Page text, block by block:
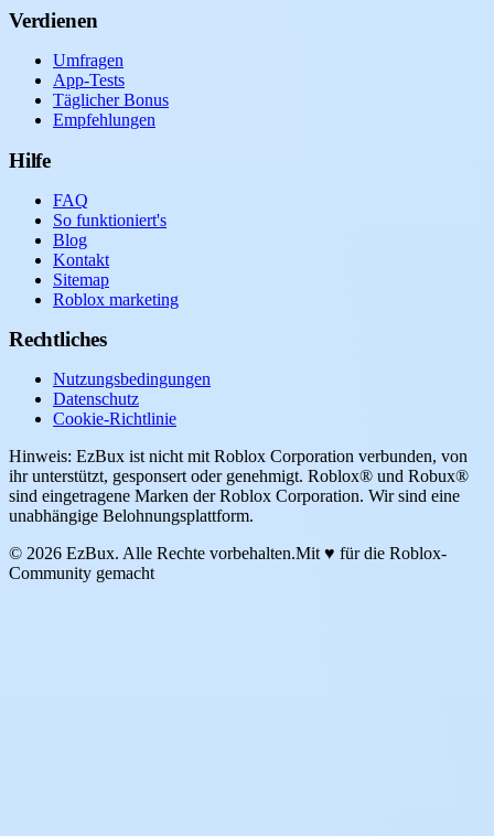
Verdienen
Umfragen
App-Tests
Täglicher Bonus
Empfehlungen
Hilfe
FAQ
So funktioniert's
Blog
Kontakt
Sitemap
Roblox marketing
Rechtliches
Nutzungsbedingungen
Datenschutz
Cookie-Richtlinie
Hinweis: EzBux ist nicht mit Roblox Corporation verbunden, von
ihr unterstützt, gesponsert oder genehmigt. Roblox® und Robux®
sind eingetragene Marken der Roblox Corporation. Wir sind eine
unabhängige Belohnungsplattform.
© 2026 EzBux. Alle Rechte vorbehalten.Mit ♥ für die Roblox-
Community gemacht